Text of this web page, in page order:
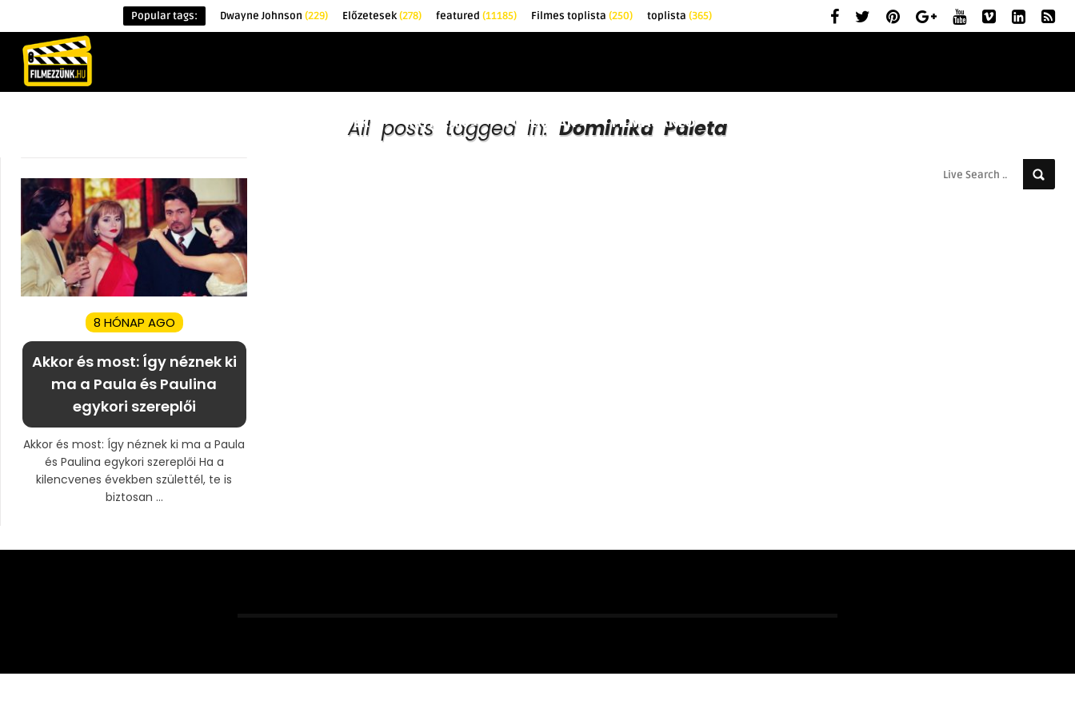
Popular tags: Dwayne Johnson (229) Előzetesek(278) featured (11185) Filmes toplista (250) toplista (365)
ÉRDEKESSÉGEK KRITIKÁK TOPLISTÁK FILMAJÁNLÓ
All posts tagged in: Dominika Paleta
8 HÓNAP AGO
Akkor és most: Így néznek ki
ma a Paula és Paulina
egykori szereplői
Akkor és most: Így néznek ki ma a Paula
és Paulina egykori szereplői Ha a
kilencvenes években születtél, te is
biztosan ...